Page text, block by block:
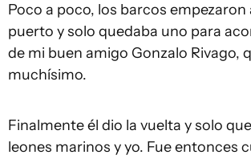
Poco a poco, los barcos empezaron
puerto y solo quedaba uno para
de mi buen amigo Gonzalo Rivago,
muchísimo.
Finalmente él dio la vuelta y solo
leones marinos y yo. Fue entonces